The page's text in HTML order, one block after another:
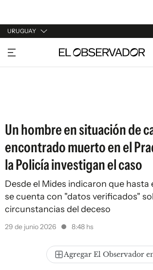
URUGUAY
URUGUAY
ARGENTINA
Un hombre en situación de
encontrado muerto en el
la Policía investigan el caso
Desde el Mides indicaron que
se cuenta con "datos verificados"
circunstancias del deceso
29 de junio 2026 8:48 hs
Agregar El Observador